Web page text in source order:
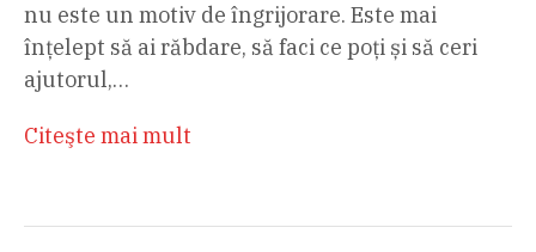
nu este un motiv de îngrijorare. Este mai
înțelept să ai răbdare, să faci ce poți și să ceri
ajutorul,…
Citeşte mai mult